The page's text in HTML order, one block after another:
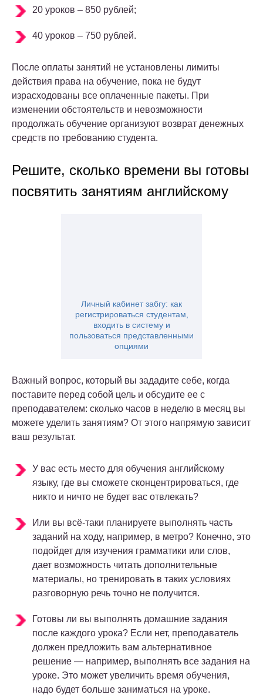
20 уроков – 850 рублей;
40 уроков – 750 рублей.
После оплаты занятий не установлены лимиты
действия права на обучение, пока не будут
израсходованы все оплаченные пакеты. При
изменении обстоятельств и невозможности
продолжать обучение организуют возврат денежных
средств по требованию студента.
Решите, сколько времени вы готовы
посвятить занятиям английскому
Личный кабинет забгу: как
регистрироваться студентам,
входить в систему и
пользоваться представленными
опциями
Важный вопрос, который вы зададите себе, когда
поставите перед собой цель и обсудите ее с
преподавателем: сколько часов в неделю в месяц вы
можете уделить занятиям? От этого напрямую зависит
ваш результат.
У вас есть место для обучения английскому
языку, где вы сможете сконцентрироваться, где
никто и ничто не будет вас отвлекать?
Или вы всё-таки планируете выполнять часть
заданий на ходу, например, в метро? Конечно, это
подойдет для изучения грамматики или слов,
дает возможность читать дополнительные
материалы, но тренировать в таких условиях
разговорную речь точно не получится.
Готовы ли вы выполнять домашние задания
после каждого урока? Если нет, преподаватель
должен предложить вам альтернативное
решение — например, выполнять все задания на
уроке. Это может увеличить время обучения,
надо будет больше заниматься на уроке.